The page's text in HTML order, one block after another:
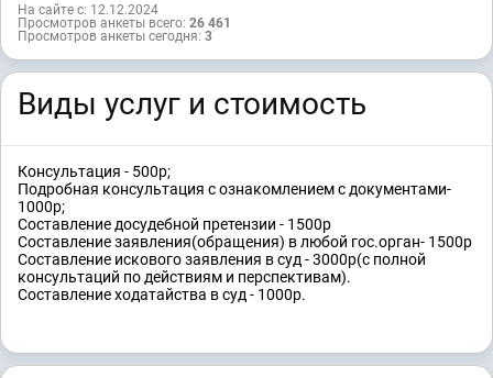
На сайте с: 12.12.2024
Просмотров анкеты всего: 26 461
Просмотров анкеты сегодня: 3
Виды услуг и стоимость
Консультация - 500р;
Подробная консультация с ознакомлением с документами-
1000р;
Составление досудебной претензии - 1500р
Составление заявления(обращения) в любой гос.орган- 1500р
Составление искового заявления в суд - 3000р(с полной
консультаций по действиям и перспективам).
Составление ходатайства в суд - 1000р.